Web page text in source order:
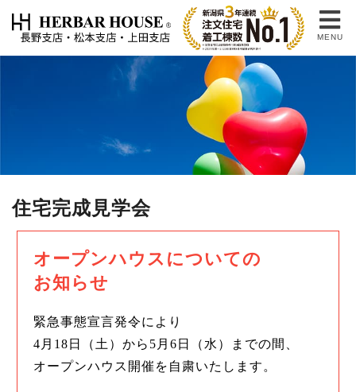
MENU
住宅完成見学会
オープンハウスについての
お知らせ
緊急事態宣言発令により
4月18日（土）から5月6日（水）までの間、
オープンハウス開催を自粛いたします。